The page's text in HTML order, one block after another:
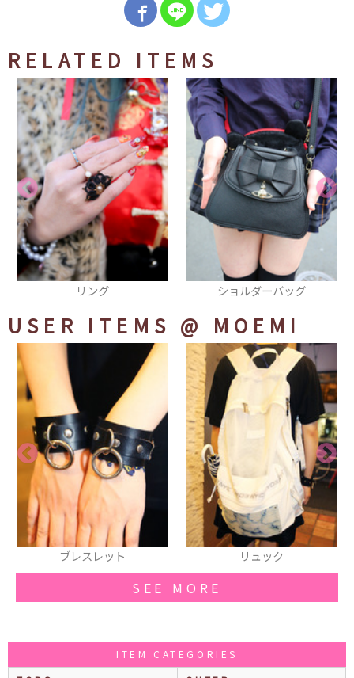
RELATED ITEMS
リング ショルダーバッグ
USER ITEMS @ MOEMI
ブレスレット リュック
SEE MORE
ITEM CATEGORIES